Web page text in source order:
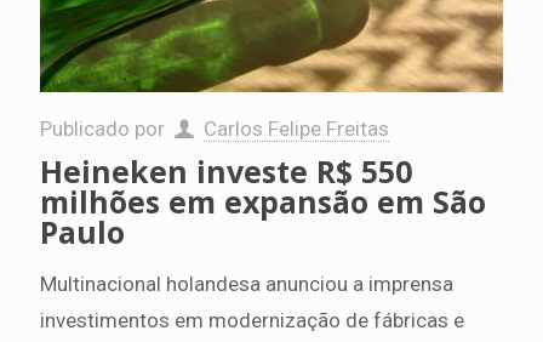
Publicado por Carlos Felipe Freitas
Heineken investe R$ 550
milhões em expansão em São
Paulo
Multinacional holandesa anunciou a imprensa
investimentos em modernização de fábricas e